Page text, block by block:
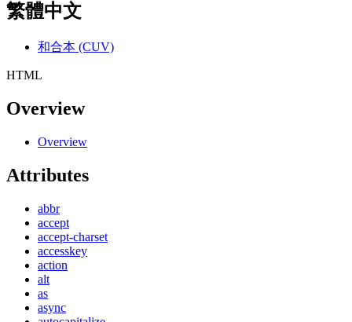
繁體中文
和合本 (CUV)
HTML
Overview
Overview
Attributes
abbr
accept
accept-charset
accesskey
action
alt
as
async